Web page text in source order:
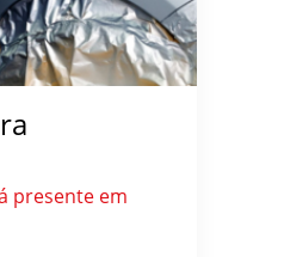
presente em